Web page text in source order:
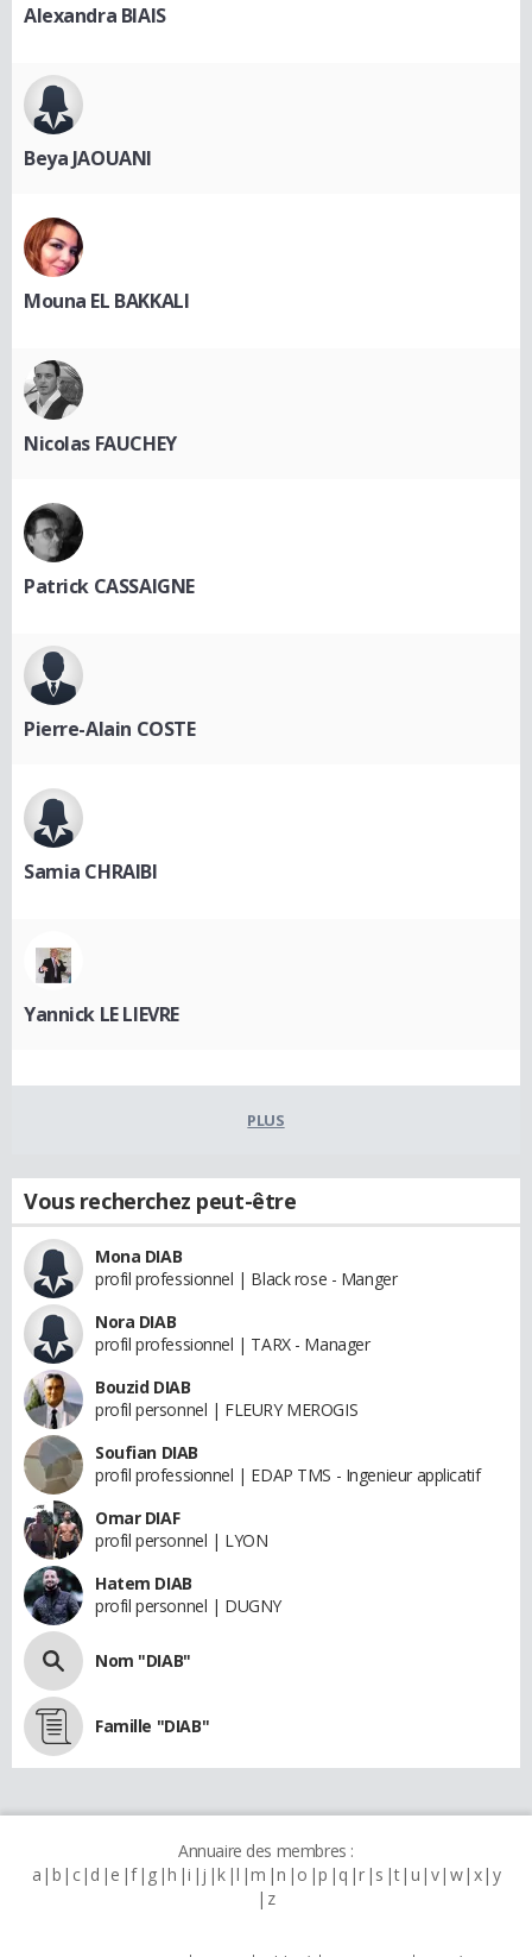
Alexandra BIAIS
Beya JAOUANI
Mouna EL BAKKALI
Nicolas FAUCHEY
Patrick CASSAIGNE
Pierre-Alain COSTE
Samia CHRAIBI
Yannick LE LIEVRE
PLUS
Vous recherchez peut-être
Mona DIAB
profil professionnel | Black rose - Manger
Nora DIAB
profil professionnel | TARX - Manager
Bouzid DIAB
profil personnel | FLEURY MEROGIS
Soufian DIAB
profil professionnel | EDAP TMS - Ingenieur applicatif
Omar DIAF
profil personnel | LYON
Hatem DIAB
profil personnel | DUGNY
Nom "DIAB"
Famille "DIAB"
Annuaire des membres :
a b c d e f g h i j k l m n o p q r s t u v w x y
z